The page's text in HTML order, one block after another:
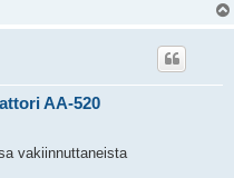
AA-520
vakiinnuttaneista